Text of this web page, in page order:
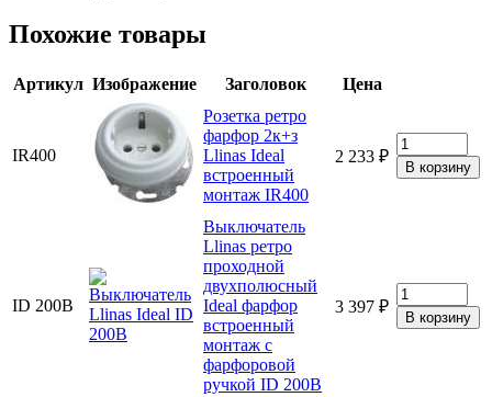
Похожие товары
Артикул Изображение Заголовок Цена
IR400
Розетка ретро
фарфор 2к+з
Llinas Ideal
встроенный
монтаж IR400
2 233 ₽
ID 200B
Выключатель
Llinas ретро
проходной
двухполюсный
Ideal фарфор
встроенный
монтаж с
фарфоровой
ручкой ID 200B
3 397 ₽